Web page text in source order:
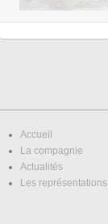
Accueil
La compagnie
Actualités
Les représentations